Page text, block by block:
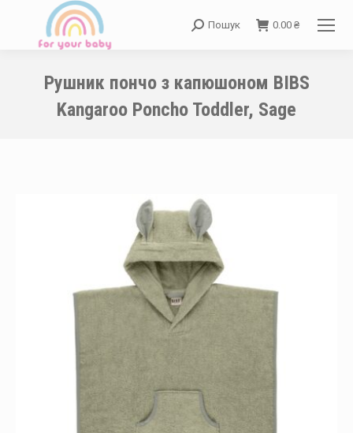
Search:
Пошук 0.00 ₴
Рушник пончо з капюшоном BIBS
Kangaroo Poncho Toddler, Sage